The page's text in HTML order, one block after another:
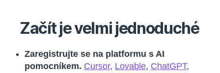
Začít je velmi jednoduché
Zaregistrujte se na platformu s AI
pomocníkem. Cursor, Lovable, ChatGPT,